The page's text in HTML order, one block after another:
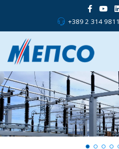
+389 2 314 9811